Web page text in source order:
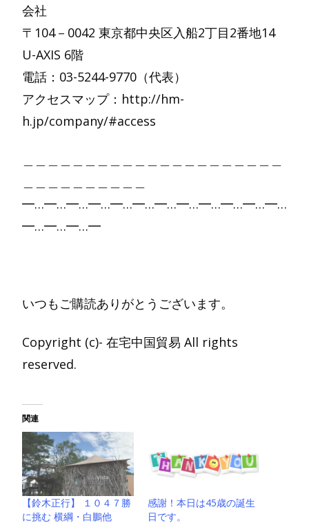
会社
〒104－0042 東京都中央区入船2丁目2番地14
U-AXIS 6階
電話：03-5244-9770（代表）
アクセスマップ：http://hm-
h.jp/company/#access
━…━…━…━…━…━…━…━…━…━…━…━…
━…━…━…━
いつもご購読ありがとうございます。
Copyright (c)- 在宅中国貿易 All rights
reserved.
関連
【鈴木正行】 １０４７勝
に挑む 横綱・白鵬他
感謝！本日は45歳の誕生
日です。